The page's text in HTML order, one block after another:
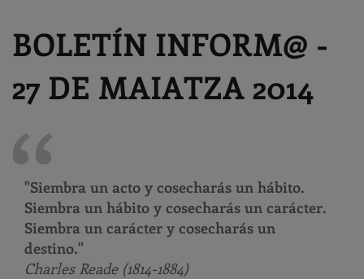
BOLETÍN INFORM@ -
27 DE MAIATZA 2014
"Siembra un acto y cosecharás un hábito.
Siembra un hábito y cosecharás un carácter.
Siembra un carácter y cosecharás un
destino."
Charles Reade (1814-1884)